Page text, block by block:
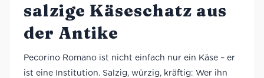
salzige Käseschatz aus
der Antike
Pecorino Romano ist nicht einfach nur ein Käse – er
ist eine Institution. Salzig, würzig, kräftig: Wer ihn